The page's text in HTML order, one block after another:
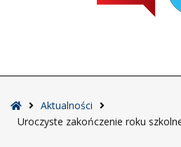
Strona
główna
Aktualności
Uroczyste zakończenie roku